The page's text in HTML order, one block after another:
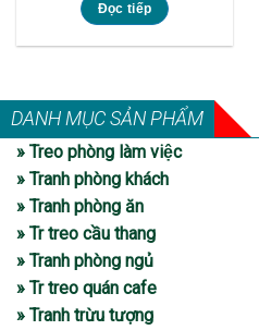
Đọc tiếp
DANH MỤC SẢN PHẨM
» Treo phòng làm việc
» Tranh phòng khách
» Tranh phòng ăn
» Tr treo cầu thang
» Tranh phòng ngủ
» Tr treo quán cafe
» Tranh trừu tượng